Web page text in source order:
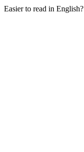
Easier to read in English?